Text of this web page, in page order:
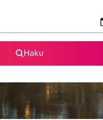
Haku